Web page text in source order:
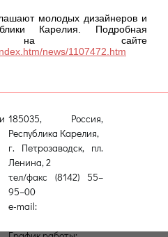
молодых дизайнеров и
Карелия. Подробная
на сайте
news/1107472.htm
185035, Россия,
Республика Карелия,
г. Петрозаводск, пл.
Ленина, 2
тел/факс (8142) 55–
95–00
e-mail: